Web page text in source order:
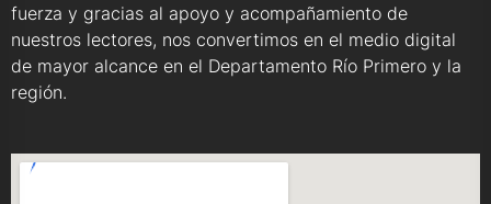
fuerza y gracias al apoyo y acompañamiento de
nuestros lectores, nos convertimos en el medio digital
de mayor alcance en el Departamento Río Primero y la
región.